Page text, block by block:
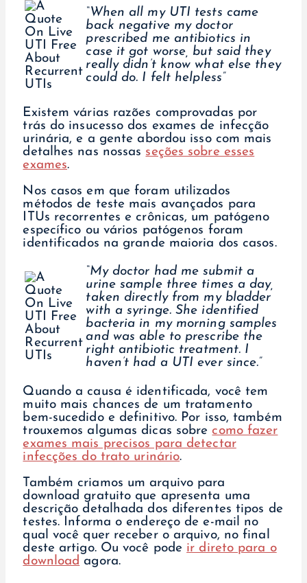
“When all my UTI tests came
back negative my doctor
prescribed me antibiotics in
case it got worse, but said they
really didn’t know what else they
could do. I felt helpless”
Existem várias razões comprovadas por
trás do insucesso dos exames de infecção
urinária, e a gente abordou isso com mais
detalhes nas nossas seções sobre esses
exames.
Nos casos em que foram utilizados
métodos de teste mais avançados para
ITUs recorrentes e crônicas, um patógeno
específico ou vários patógenos foram
identificados na grande maioria dos casos.
“My doctor had me submit a
urine sample three times a day,
taken directly from my bladder
with a syringe. She identified
bacteria in my morning samples
and was able to prescribe the
right antibiotic treatment. I
haven’t had a UTI ever since.”
Quando a causa é identificada, você tem
muito mais chances de um tratamento
bem-sucedido e definitivo. Por isso, também
trouxemos algumas dicas sobre como fazer
exames mais precisos para detectar
infecções do trato urinário.
Também criamos um arquivo para
download gratuito que apresenta uma
descrição detalhada dos diferentes tipos de
testes. Informa o endereço de e-mail no
qual você quer receber o arquivo, no final
deste artigo. Ou você pode ir direto para o
download agora.